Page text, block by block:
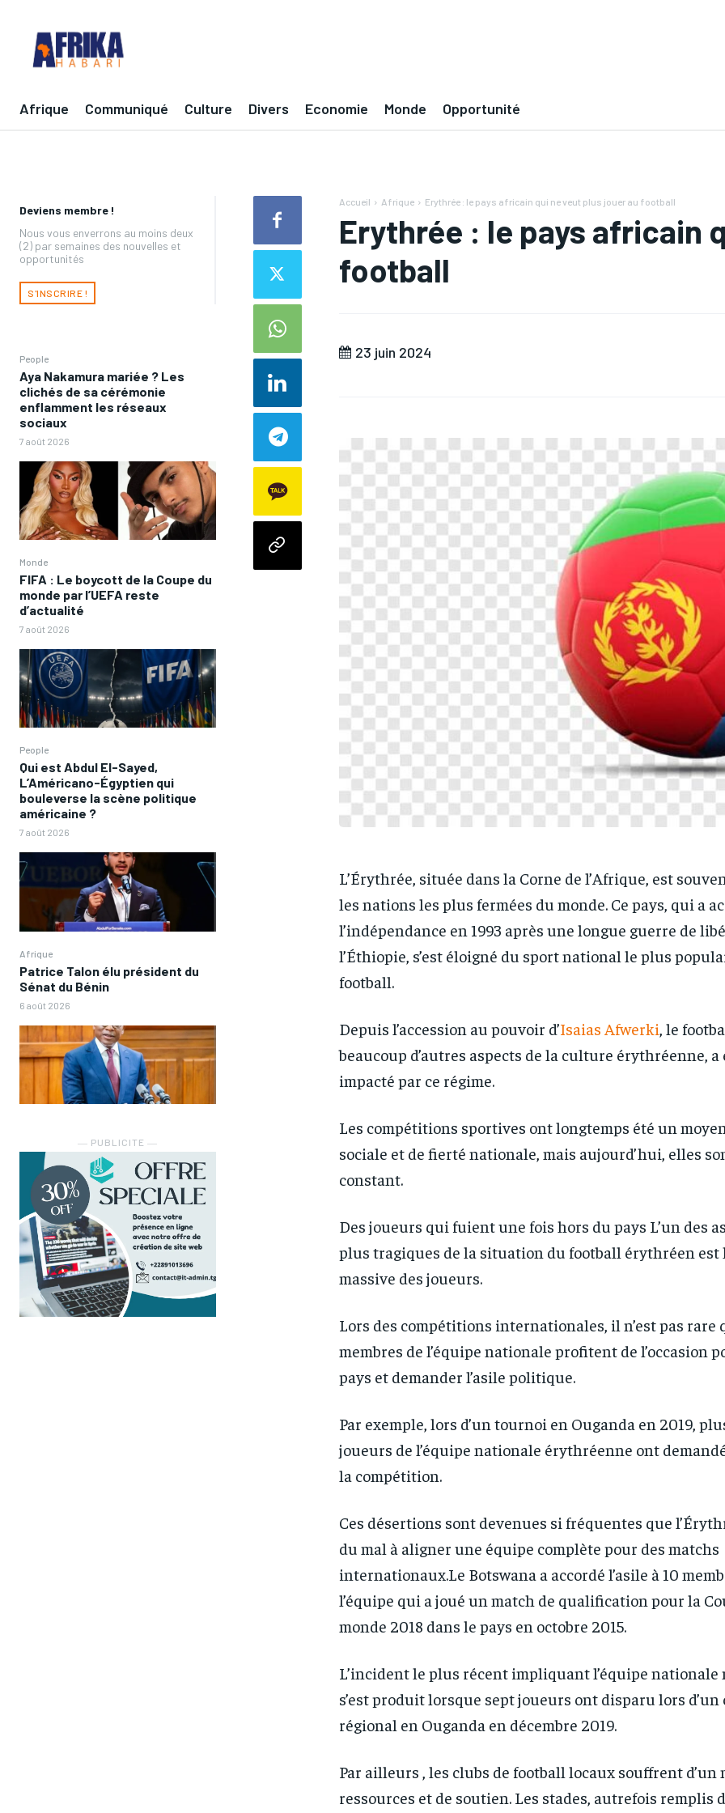
1-YEAR
1-YEAR
Afrique Communiqué Culture Divers Economie Monde Opportunité
Deviens membre !
Nous vous enverrons au moins deux
(2) par semaines des nouvelles et
opportunités
S'INSCRIRE !
People
Aya Nakamura mariée ? Les
clichés de sa cérémonie
enflamment les réseaux
sociaux
7 août 2026
Monde
FIFA : Le boycott de la Coupe du
monde par l’UEFA reste
d’actualité
7 août 2026
People
Qui est Abdul El-Sayed,
L’Américano-Égyptien qui
bouleverse la scène politique
américaine ?
7 août 2026
Afrique
Patrice Talon élu président du
Sénat du Bénin
6 août 2026
― PUBLICITE ―
Accueil Afrique Erythrée : le pays africain qui ne veut plus jouer au football
Erythrée : le pays africain
football
23 juin 2024
L’Érythrée, située dans la Corne de l’Afrique, est
les nations les plus fermées du monde. Ce pays, qui a
l’indépendance en 1993 après une longue guerre de
l’Éthiopie, s’est éloigné du sport national le plus
football.
Depuis l’accession au pouvoir d’Isaias Afwerki, le
beaucoup d’autres aspects de la culture érythréenne,
impacté par ce régime.
Les compétitions sportives ont longtemps été un
sociale et de fierté nationale, mais aujourd’hui, elles
constant.
Des joueurs qui fuient une fois hors du pays L’un des
plus tragiques de la situation du football érythréen est
massive des joueurs.
Lors des compétitions internationales, il n’est pas rare
membres de l’équipe nationale profitent de l’occasion
pays et demander l’asile politique.
Par exemple, lors d’un tournoi en Ouganda en 2019,
joueurs de l’équipe nationale érythréenne ont
la compétition.
Ces désertions sont devenues si fréquentes que
du mal à aligner une équipe complète pour des matchs
internationaux.Le Botswana a accordé l’asile à 10
l’équipe qui a joué un match de qualification pour la
monde 2018 dans le pays en octobre 2015.
L’incident le plus récent impliquant l’équipe nationale
s’est produit lorsque sept joueurs ont disparu lors
régional en Ouganda en décembre 2019.
Par ailleurs , les clubs de football locaux souffrent d’un
ressources et de soutien. Les stades, autrefois remplis